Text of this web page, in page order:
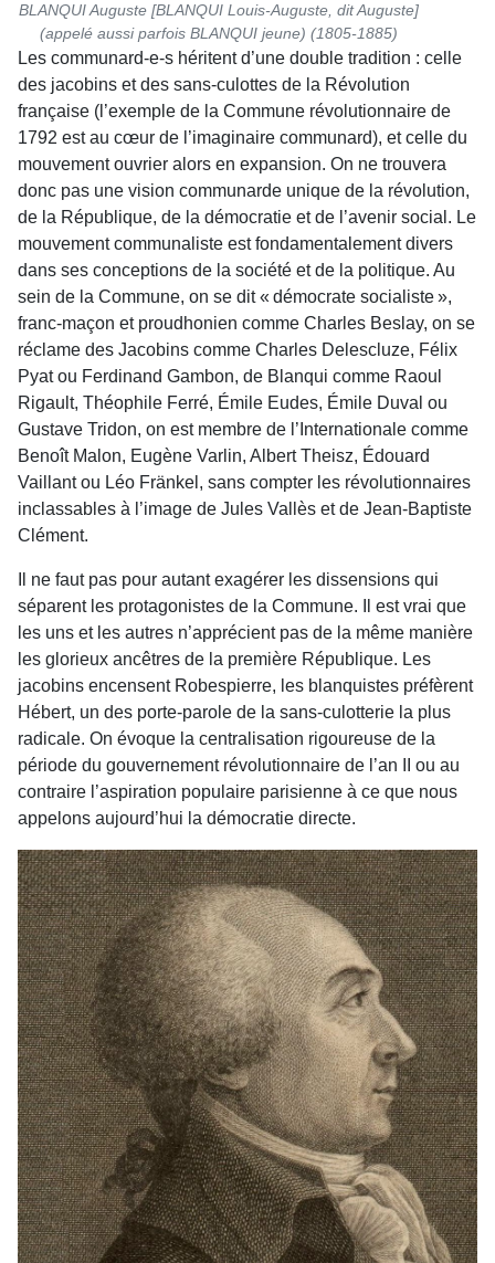
BLANQUI Auguste [BLANQUI Louis-Auguste, dit Auguste]
(appelé aussi parfois BLANQUI jeune) (1805-1885)
Les communard-e-s héritent d’une double tradition : celle
des jacobins et des sans-culottes de la Révolution
française (l’exemple de la Commune révolutionnaire de
1792 est au cœur de l’imaginaire communard), et celle du
mouvement ouvrier alors en expansion. On ne trouvera
donc pas une vision communarde unique de la révolution,
de la République, de la démocratie et de l’avenir social. Le
mouvement communaliste est fondamentalement divers
dans ses conceptions de la société et de la politique. Au
sein de la Commune, on se dit « démocrate socialiste »,
franc-maçon et proudhonien comme Charles Beslay, on se
réclame des Jacobins comme Charles Delescluze, Félix
Pyat ou Ferdinand Gambon, de Blanqui comme Raoul
Rigault, Théophile Ferré, Émile Eudes, Émile Duval ou
Gustave Tridon, on est membre de l’Internationale comme
Benoît Malon, Eugène Varlin, Albert Theisz, Édouard
Vaillant ou Léo Fränkel, sans compter les révolutionnaires
inclassables à l’image de Jules Vallès et de Jean-Baptiste
Clément.
Il ne faut pas pour autant exagérer les dissensions qui
séparent les protagonistes de la Commune. Il est vrai que
les uns et les autres n’apprécient pas de la même manière
les glorieux ancêtres de la première République. Les
jacobins encensent Robespierre, les blanquistes préfèrent
Hébert, un des porte-parole de la sans-culotterie la plus
radicale. On évoque la centralisation rigoureuse de la
période du gouvernement révolutionnaire de l’an II ou au
contraire l’aspiration populaire parisienne à ce que nous
appelons aujourd’hui la démocratie directe.